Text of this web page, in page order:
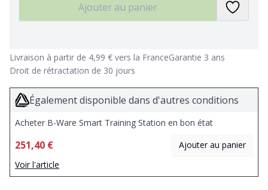
Ajouter au panier
Livraison à partir de 4,99 € vers la FranceGarantie 3 ans
Droit de rétractation de 30 jours
Également disponible dans d'autres conditions
Acheter B-Ware Smart Training Station en bon état
251,40 €
Ajouter au panier
Voir l'article